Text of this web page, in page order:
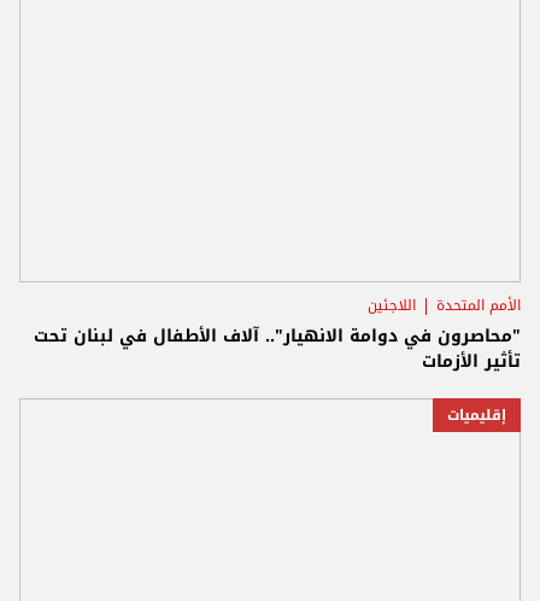
الأمم المتحدة اللاجئين
"محاصرون في دوامة الانهيار".. آلاف الأطفال في لبنان تحت
تأثير الأزمات
إقليميات